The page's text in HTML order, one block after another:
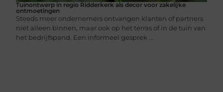
Tuinontwerp in regio Ridderkerk als decor voor zakelijke
ontmoetingen
Steeds meer ondernemers ontvangen klanten of partners
niet alleen binnen, maar ook op het terras of in de tuin van
het bedrijfspand. Een informeel gesprek ...